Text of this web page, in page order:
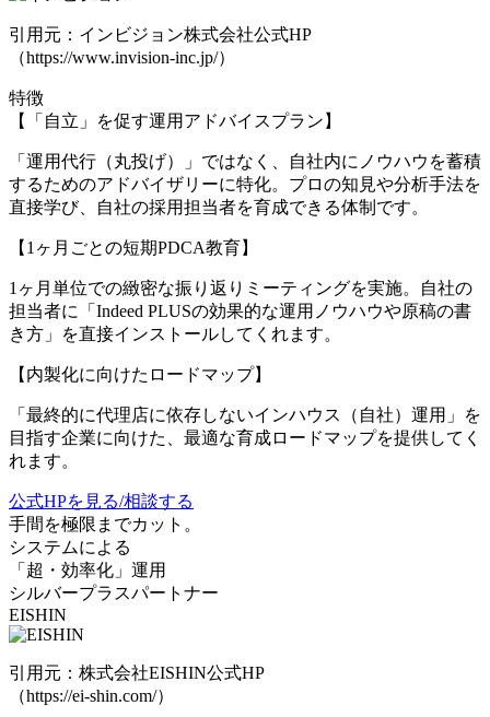
引用元：インビジョン株式会社公式HP
（https://www.invision-inc.jp/）
特徴
【「自立」を促す運用アドバイスプラン】
「運用代行（丸投げ）」ではなく、自社内にノウハウを蓄積
するためのアドバイザリーに特化。プロの知見や分析手法を
直接学び、自社の採用担当者を育成できる体制です。
【1ヶ月ごとの短期PDCA教育】
1ヶ月単位での緻密な振り返りミーティングを実施。自社の
担当者に「Indeed PLUSの効果的な運用ノウハウや原稿の書
き方」を直接インストールしてくれます。
【内製化に向けたロードマップ】
「最終的に代理店に依存しないインハウス（自社）運用」を
目指す企業に向けた、最適な育成ロードマップを提供してく
れます。
公式HPを見る/相談する
手間を極限までカット。
システムによる
「超・効率化」運用
シルバープラスパートナー
EISHIN
引用元：株式会社EISHIN公式HP
（https://ei-shin.com/）